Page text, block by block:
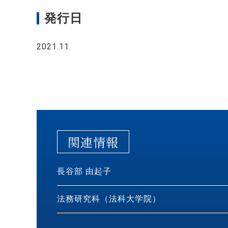
発行日
2021.11
関連情報
長谷部 由起子
法務研究科（法科大学院）